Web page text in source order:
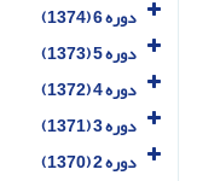
دوره 6 (1374)
دوره 5 (1373)
دوره 4 (1372)
دوره 3 (1371)
دوره 2 (1370)